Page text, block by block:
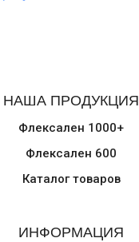
НАША ПРОДУКЦИЯ
Флексален 1000+
Флексален 600
Каталог товаров
ИНФОРМАЦИЯ